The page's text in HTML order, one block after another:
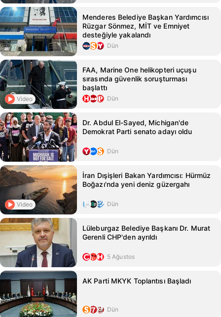
Menderes Belediye Başkan Yardımcısı
Rüzgar Sönmez, MİT ve Emniyet
desteğiyle yakalandı
Dün
Video
FAA, Marine One helikopteri uçuşu
sırasında güvenlik soruşturması
başlattı
Dün
Dr. Abdul El-Sayed, Michigan'de
Demokrat Parti senato adayı oldu
Dün
Video
İran Dışişleri Bakan Yardımcısı: Hürmüz
Boğazı'nda yeni deniz güzergahı
Dün
Lüleburgaz Belediye Başkanı Dr. Murat
Gerenli CHP'den ayrıldı
5 Ağustos
AK Parti MKYK Toplantısı Başladı
Dün